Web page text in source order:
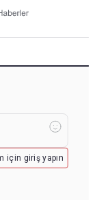
için giriş yapın